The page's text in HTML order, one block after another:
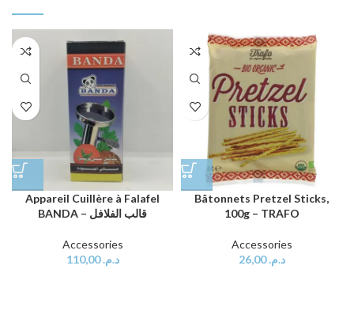
Appareil Cuillère à Falafel
BANDA – قالب الفلافل
Accessories
د.م.110,00
Bâtonnets Pretzel Sticks,
100g – TRAFO
Accessories
د.م.26,00